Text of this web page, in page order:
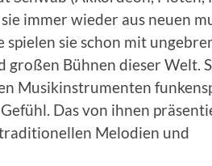
immer wieder aus neuen
sie schon mit
großen Bühnen dieser Welt.
Musikinstrumenten
Das von ihnen
traditionellen Melodien und